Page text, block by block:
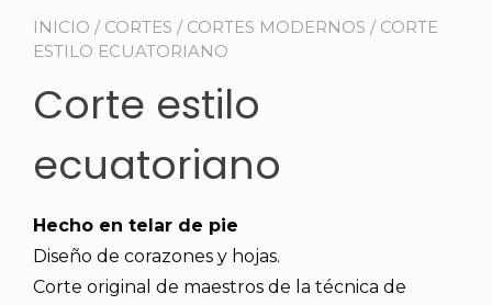
INICIO / CORTES / CORTES MODERNOS / CORTE
ESTILO ECUATORIANO
Corte estilo
ecuatoriano
Hecho en telar de pie
Diseño de corazones y hojas.
Corte original de maestros de la técnica de